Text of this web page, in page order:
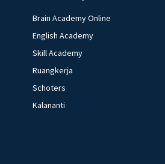
Brain Academy Online
English Academy
Skill Academy
Ruangkerja
Schoters
Kalananti